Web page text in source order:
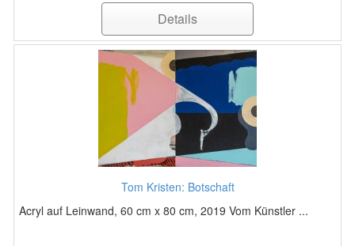
Details
Tom Kristen: Botschaft
Acryl auf Leinwand, 60 cm x 80 cm, 2019 Vom Künstler ...